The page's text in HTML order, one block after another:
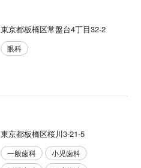
東京都板橋区常盤台4丁目32-2
眼科
東京都板橋区桜川3-21-5
一般歯科
小児歯科